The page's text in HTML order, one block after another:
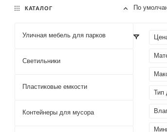
По
Тип
КАТАЛОГ
Уличная мебель для парков
Светильники
Пластиковые емкости
Контейнеры для мусора